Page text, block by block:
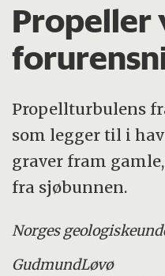
Propeller
Propellturbulens
som legger til i
graver fram
fra sjøbunnen.
Norges geologiske
GudmundLøvø